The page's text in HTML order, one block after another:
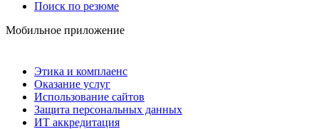
Поиск по резюме
Мобильное приложение
Этика и комплаенс
Оказание услуг
Использование сайтов
Защита персональных данных
ИТ аккредитация